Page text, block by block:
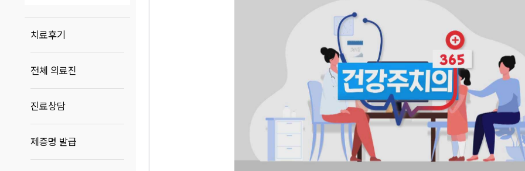
치료후기
전체 의료진
진료상담
제증명 발급